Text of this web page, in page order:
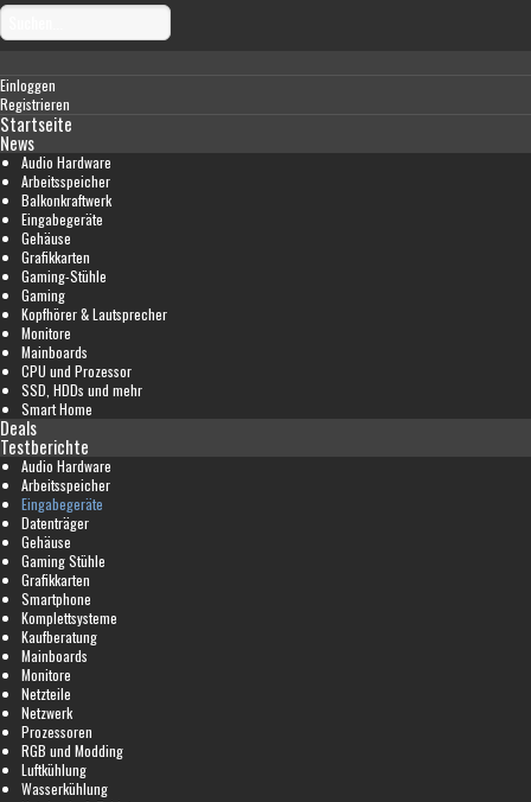
Einloggen
Registrieren
Startseite
News
Audio Hardware
Arbeitsspeicher
Balkonkraftwerk
Eingabegeräte
Gehäuse
Grafikkarten
Gaming-Stühle
Gaming
Kopfhörer & Lautsprecher
Monitore
Mainboards
CPU und Prozessor
SSD, HDDs und mehr
Smart Home
Deals
Testberichte
Audio Hardware
Arbeitsspeicher
Eingabegeräte
Datenträger
Gehäuse
Gaming Stühle
Grafikkarten
Smartphone
Komplettsysteme
Kaufberatung
Mainboards
Monitore
Netzteile
Netzwerk
Prozessoren
RGB und Modding
Luftkühlung
Wasserkühlung